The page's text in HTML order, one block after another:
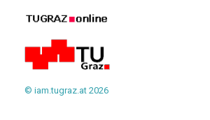
© iam.tugraz.at 2026